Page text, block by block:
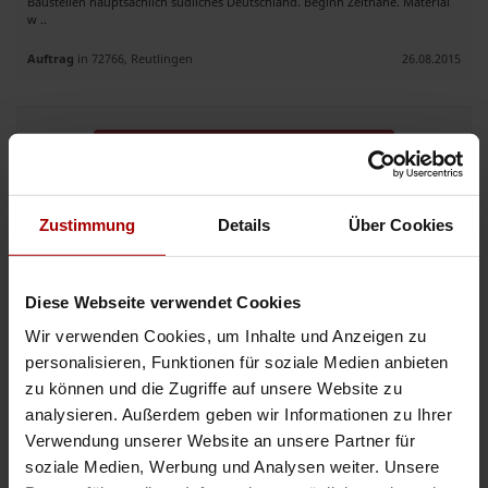
Zustimmung Details Über Cookies
Diese Webseite verwendet Cookies
Wir verwenden Cookies, um Inhalte und Anzeigen zu
personalisieren, Funktionen für soziale Medien anbieten
zu können und die Zugriffe auf unsere Website zu
analysieren. Außerdem geben wir Informationen zu Ihrer
Verwendung unserer Website an unsere Partner für
soziale Medien, Werbung und Analysen weiter. Unsere
w ..
Auftrag in 72766, Reutlingen 26.08.2015
Jetzt mit der Auftragsbank starten
.. wir suchen Nachunternehmen für Servicedienstleistungen für den Aufbau
und die Betreuung von Kabelnetzen mit Fernsehen, Internet und Telefonie
via Breitbandkabel und multimedialen Diensten. Ihre Auf ..
Auftrag in 72768, Reutlingen 25.01.2015
Elektromontage Team sucht neue Aufträge
.. Sehr geehrte Damen oder Herren, wir sind ein leistungsfähiges und
professionelles Team von
Elektro
monteuren. Im letztem Quartal von 2014